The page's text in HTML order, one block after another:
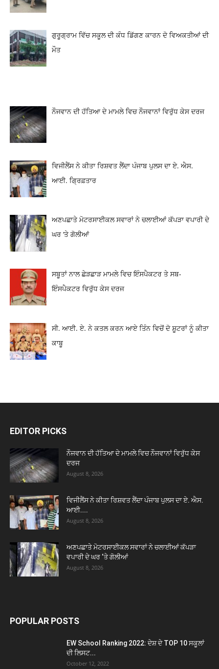
ਗੁਰੂਗ੍ਰਾਮ ਵਿੱਚ ਸਕੂਲ ਦੀ ਕੰਧ ਡਿੱਗਣ ਕਾਰਨ ਦੋ ਵਿਅਕਤੀਆਂ ਦੀ
ਮੌਤ
ਨੌਜਵਾਨ ਦੀ ਹੱਤਿਆ ਦੇ ਮਾਮਲੇ ਵਿਚ ਨੌਜਵਾਨਾਂ ਵਿਰੁੱਧ ਕੇਸ ਦਰਜ
ਵਿਜੀਲੈਂਸ ਨੇ ਕੀਤਾ ਰਿਸ਼ਵਤ ਲੈਂਦਾ ਪੰਜਾਬ ਪੁਲਸ ਦਾ ਏ. ਐਸ.
ਆਈ. ਗ੍ਰਿਫ਼ਤਾਰ
ਅਣਪਛਾਤੇ ਮੋਟਰਸਾਈਕਲ ਸਵਾਰਾਂ ਨੇ ਚਲਾਈਆਂ ਕੱਪੜਾ ਵਪਾਰੀ ਦੇ
ਘਰ ‘ਤੇ ਗੋਲੀਆਂ
ਸਬੂਤਾਂ ਨਾਲ ਛੇੜਛਾੜ ਮਾਮਲੇ ਵਿਚ ਇੰਸਪੈਕਟਰ ਤੇ ਸਬ-
ਇੰਸਪੈਕਟਰ ਵਿਰੁੱਧ ਕੇਸ ਦਰਜ
ਸੀ. ਆਈ. ਏ. ਨੇ ਕਤਲ ਕਰਨ ਆਏ ਤਿੰਨ ਵਿਚੋਂ ਦੋ ਸ਼ੂਟਰਾਂ ਨੂੰ ਕੀਤਾ
ਕਾਬੂ
EDITOR PICKS
ਨੌਜਵਾਨ ਦੀ ਹੱਤਿਆ ਦੇ ਮਾਮਲੇ ਵਿਚ ਨੌਜਵਾਨਾਂ ਵਿਰੁੱਧ ਕੇਸ
ਦਰਜ
August 8, 2026
ਵਿਜੀਲੈਂਸ ਨੇ ਕੀਤਾ ਰਿਸ਼ਵਤ ਲੈਂਦਾ ਪੰਜਾਬ ਪੁਲਸ ਦਾ ਏ. ਐਸ.
ਆਈ....
August 8, 2026
ਅਣਪਛਾਤੇ ਮੋਟਰਸਾਈਕਲ ਸਵਾਰਾਂ ਨੇ ਚਲਾਈਆਂ ਕੱਪੜਾ
ਵਪਾਰੀ ਦੇ ਘਰ ‘ਤੇ ਗੋਲੀਆਂ
August 8, 2026
POPULAR POSTS
EW School Ranking 2022: ਦੇਸ਼ ਦੇ TOP 10 ਸਕੂਲਾਂ
ਦੀ ਲਿਸਟ...
October 12, 2022